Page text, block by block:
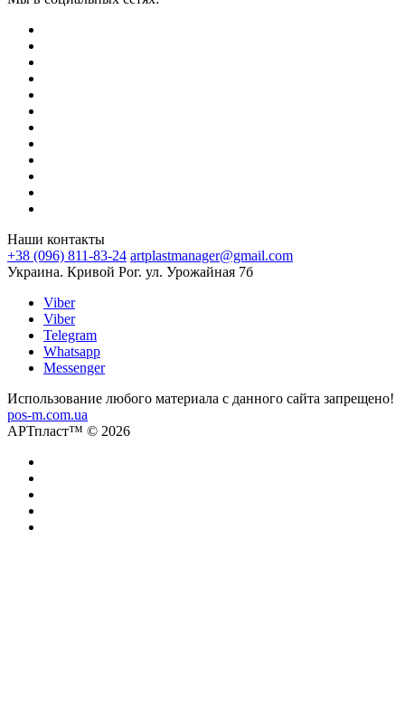
Наши контакты
+38 (096) 811-83-24 artplastmanager@gmail.com
Украина. Кривой Рог. ул. Урожайная 7б
Viber
Viber
Telegram
Whatsapp
Messenger
Использование любого материала с данного сайта запрещено!
pos-m.com.ua
АРТпласт™ © 2026